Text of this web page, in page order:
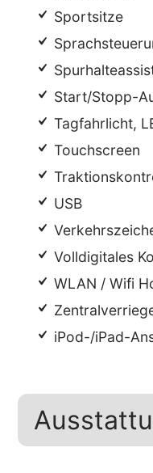
Sportsitze
Start/Stopp-
Tagfahrlicht,
Touchscreen
USB
Volldigitales
WLAN / Wifi
iPod-/iPad-